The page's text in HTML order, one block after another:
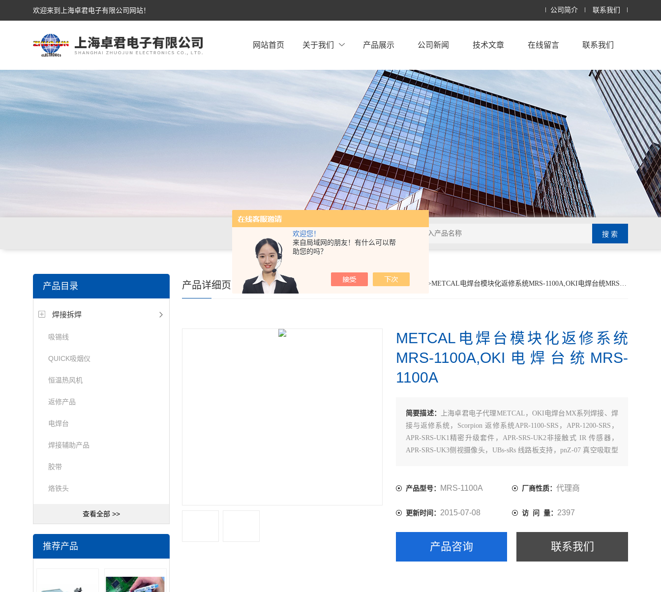
欢迎您！
来自局域网的朋友！有什么可以帮
助您的吗？
欢迎来到上海卓君电子有限公司网站！ 公司简介 联系我们
网站首页 关于我们 产品展示 公司新闻 技术文章 在线留言 联系我们
产品目录
焊接拆焊
吸锡线
QUICK吸烟仪
恒温热风机
返修产品
电焊台
焊接辅助产品
胶带
烙铁头
查看全部 >>
推荐产品
你的位置： 产品展示> 焊接拆焊 > >METCAL电焊台模块化返修系统MRS-1100A,OKI电焊台统MRS-1100A
产品详细页
METCAL电焊台模块化返修系统
MRS-1100A,OKI电焊台统MRS-
1100A
简要描述：
上海卓君电子代理METCAL，OKI电焊台MX系列焊接、焊
接与返修系统，Scorpion 返修系统APR-1100-SRS，APR-1200-SRS，
APR-SRS-UK1精密升级套件，APR-SRS-UK2非接触式 IR 传感器，
APR-SRS-UK3侧视摄像头，UBs-sRs 线路板支持，pnZ-07 真空吸取型
产品型号： MRS-1100A 厂商性质： 代理商
更新时间： 2015-07-08 访 问 量： 2397
产品咨询 联系我们